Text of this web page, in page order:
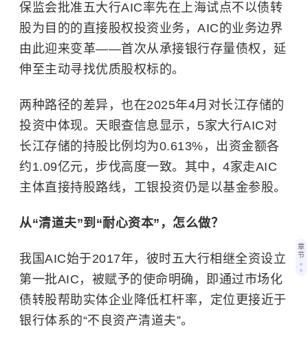
保监会批准五大行AIC率先在上海试点不以债转
股为目的的直接股权投资业务，AIC的业务边界
由此迎来变革——首次从承接银行存量债权，延
伸至主动寻找优质股权标的。
两种路径的差异，也在2025年4月对长江存储的
投资中体现。天眼查信息显示，5家大行AIC对
长江存储的持股比例均为0.613%，出资金额各
约1.09亿元，步伐高度一致。其中，4家走AIC
主体直接持股路线，工银投资仍是以基金参股。
从“清道夫”到“耐心资本”，怎么做？
我国AIC始于2017年，彼时五大行相继全资设立
第一批AIC，被赋予的使命明确，即通过市场化
债转股帮助实体企业降低杠杆率，定位更接近于
银行体系的“不良资产清道夫”。
章
节